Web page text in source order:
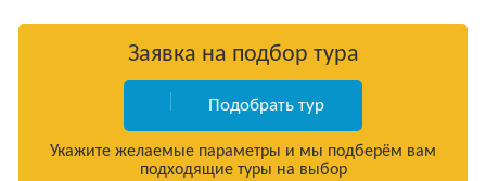
Заявка на подбор тура
Подобрать тур
Укажите желаемые параметры и мы подберём вам
подходящие туры на выбор